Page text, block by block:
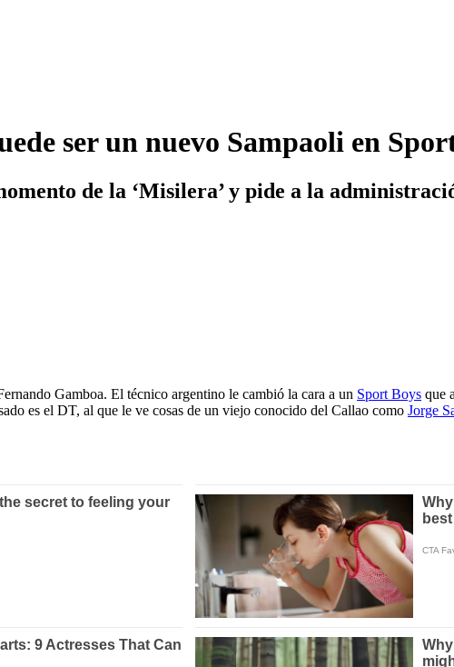
ser un nuevo Sampaoli en
de la ‘Misilera’ y pide a la
Gamboa. El técnico argentino le cambió la cara a un Sport Boys que
es el DT, al que le ve cosas de un viejo conocido del Callao como Jorge